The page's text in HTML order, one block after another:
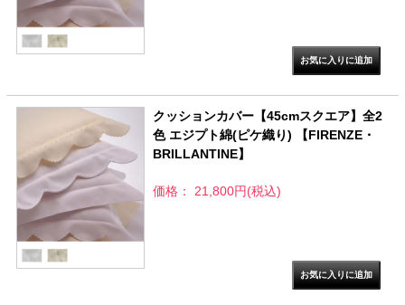
クッションカバー【45cmスクエア】全2
色 エジプト綿(ピケ織り) 【FIRENZE・
BRILLANTINE】
価格： 21,800円(税込)